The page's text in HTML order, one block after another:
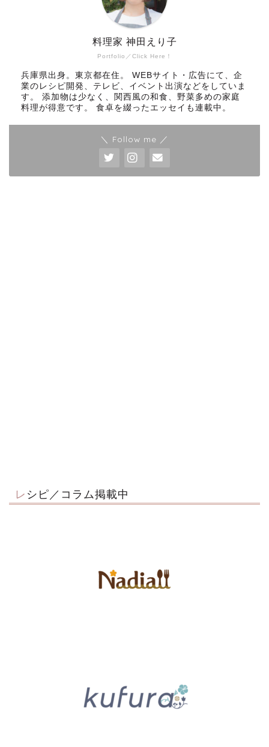
Portfolio／Click Here！
料理家 神田えり子
兵庫県出身。東京都在住。 WEBサイト・広告にて、企
業のレシピ開発、テレビ、イベント出演などをしていま
す。 添加物は少なく、関西風の和食、野菜多めの家庭
料理が得意です。 食卓を綴ったエッセイも連載中。
＼ Follow me ／
レシピ／コラム掲載中